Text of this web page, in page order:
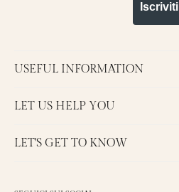
Iscriviti
USEFUL INFORMATION
LET US HELP YOU
LET'S GET TO KNOW